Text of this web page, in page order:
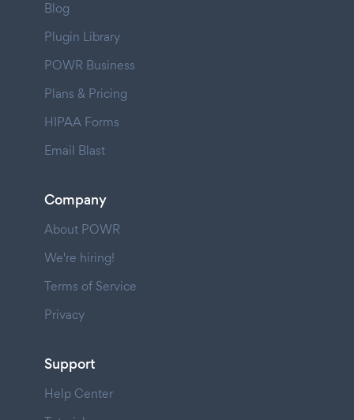
Blog
Plugin Library
POWR Business
Plans & Pricing
HIPAA Forms
Email Blast
Company
About POWR
We're hiring!
Terms of Service
Privacy
Support
Help Center